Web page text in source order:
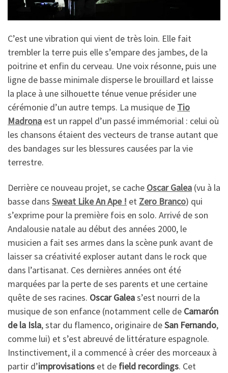
C’est une vibration qui vient de très loin. Elle fait
trembler la terre puis elle s’empare des jambes, de la
poitrine et enfin du cerveau. Une voix résonne, puis une
ligne de basse minimale disperse le brouillard et laisse
la place à une silhouette ténue venue présider une
cérémonie d’un autre temps. La musique de Tio
Madrona est un rappel d’un passé immémorial : celui où
les chansons étaient des vecteurs de transe autant que
des bandages sur les blessures causées par la vie
terrestre.
Derrière ce nouveau projet, se cache Oscar Galea (vu à la
basse dans Sweat Like An Ape ! et Zero Branco) qui
s’exprime pour la première fois en solo. Arrivé de son
Andalousie natale au début des années 2000, le
musicien a fait ses armes dans la scène punk avant de
laisser sa créativité exploser autant dans le rock que
dans l’artisanat. Ces dernières années ont été
marquées par la perte de ses parents et une certaine
quête de ses racines. Oscar Galeas’est nourri de la
musique de son enfance (notamment celle de Camarón
de la Isla, star du flamenco, originaire deSan Fernando,
comme lui) et s’est abreuvé de littérature espagnole.
Instinctivement, il a commencé à créer des morceaux à
partir d’improvisations et de field recordings. Cet